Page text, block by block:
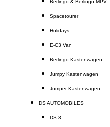
Berlingo & Berlingo MPV
Spacetourer
Holidays
Ë-C3 Van
Berlingo Kastenwagen
Jumpy Kastenwagen
Jumper Kastenwagen
DS AUTOMOBILES
DS 3